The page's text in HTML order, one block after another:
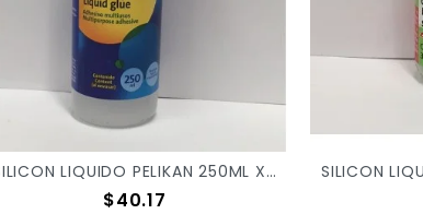
SILICON LIQUIDO PELIKAN 250ML X/16
Precio
$40.17